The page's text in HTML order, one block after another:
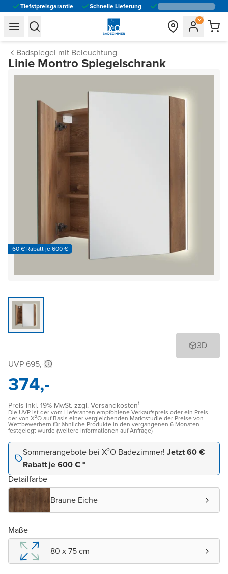
Tiefstpreisgarantie Schnelle Lieferung
general.navigation.toggle_menu.label
general.navigation.toggle_menu.label
Badspiegel mit Beleuchtung
Linie Montro Spiegelschrank
60 € Rabatt je 600 €
3D
UVP 695,-
374,-
Preis inkl. 19% MwSt. zzgl. Versandkosten¹
Die UVP ist der vom Lieferanten empfohlene Verkaufspreis oder ein Preis,
der von X²O auf Basis einer vergleichenden Marktstudie der Preise von
Wettbewerbern für ähnliche Produkte in den vergangenen 6 Monaten
festgelegt wurde (weitere Informationen auf Anfrage)
Sommerangebote bei X²O Badezimmer! Jetzt 60 €
Rabatt je 600 € *
Detailfarbe
Braune Eiche
Maße
80 x 75 cm